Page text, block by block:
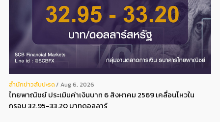
สํานักข่าวสับปะรด Aug 6, 2026
ไทยพาณิชย์ ประเมินค่าเงินบาท 6 สิงหาคม 2569 เคลื่อนไหวใน
กรอบ 32.95-33.20 บาทดอลลาร์